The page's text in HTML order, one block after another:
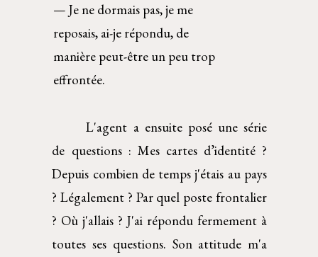
— Je ne dormais pas, je me
reposais, ai-je répondu, de
manière peut-être un peu trop
effrontée.
L'agent a ensuite posé une série
de questions : Mes cartes d’identité ?
Depuis combien de temps j'étais au pays
? Légalement ? Par quel poste frontalier
? Où j'allais ? J'ai répondu fermement à
toutes ses questions. Son attitude m'a